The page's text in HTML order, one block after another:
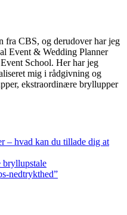
fra CBS, og derudover har jeg
Event & Wedding Planner
School. Her har jeg
mig i rådgivning og
ekstraordinære bryllupper
– hvad kan du tillade dig at
bryllupstale
nedtrykthed”